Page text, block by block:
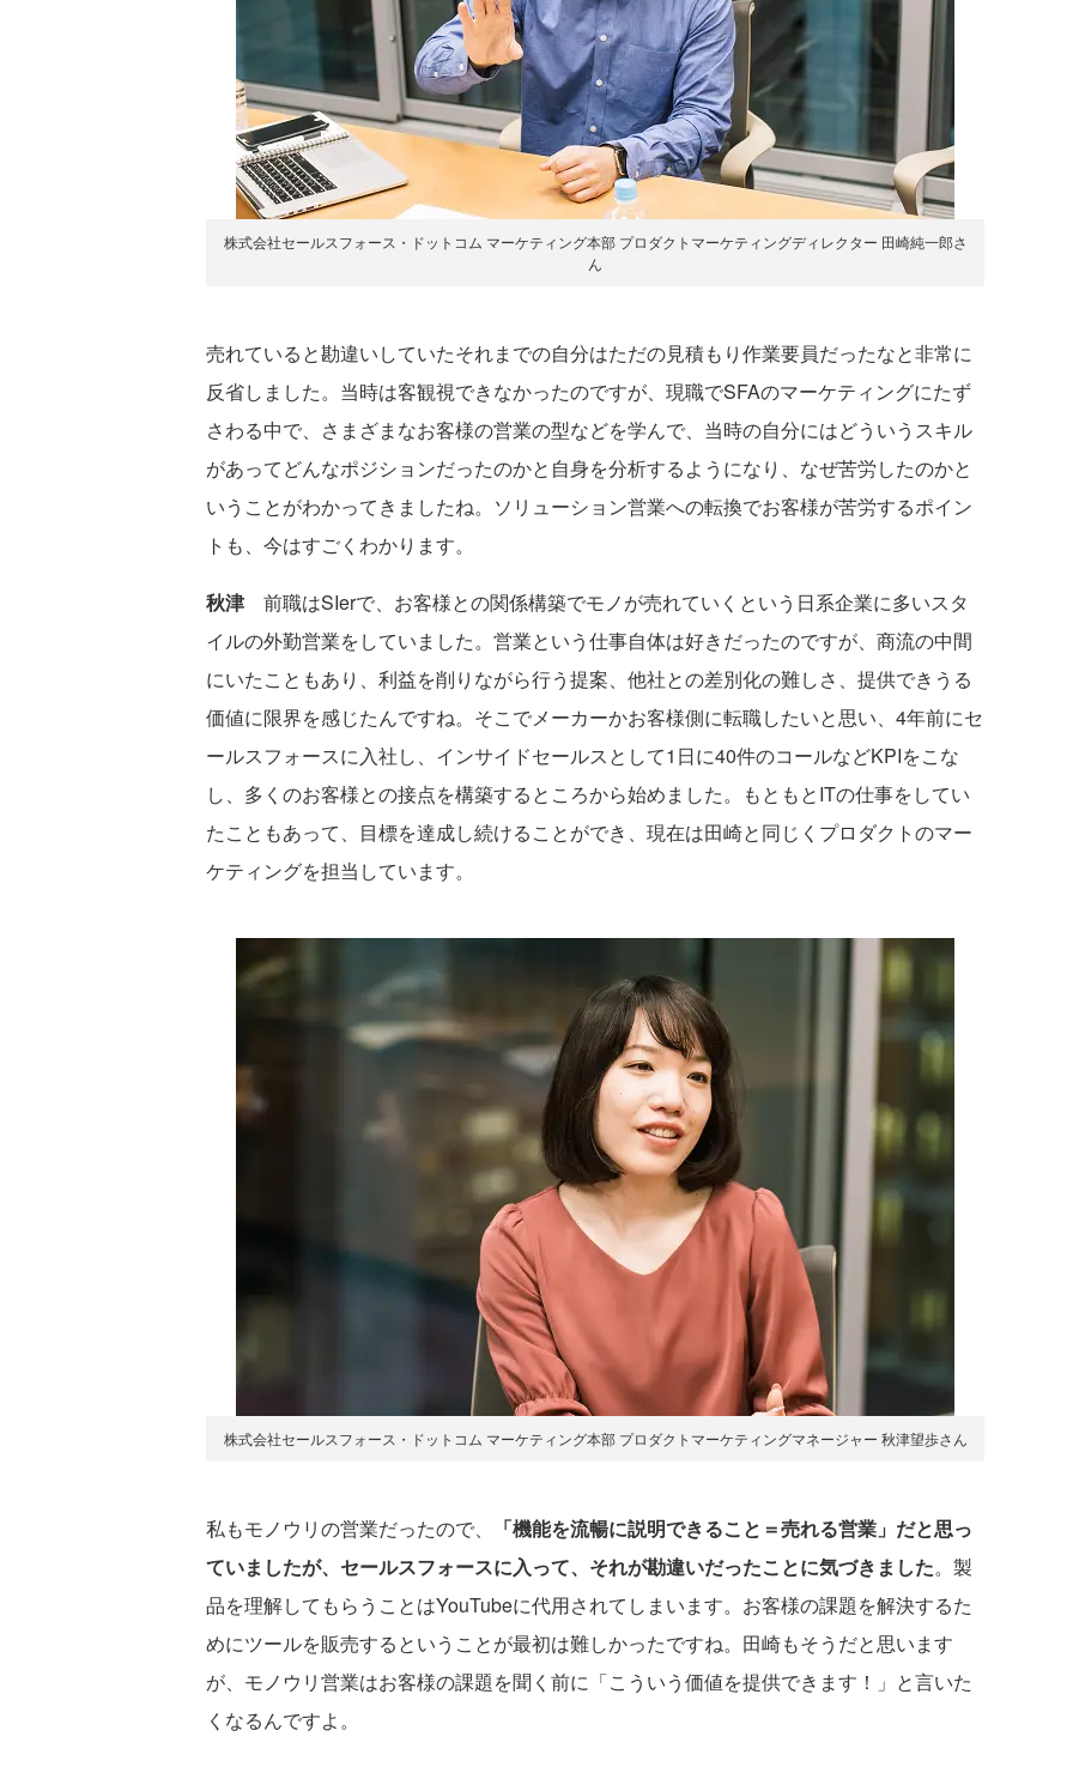
株式会社セールスフォース・ドットコム マーケティング本部 プロダクトマーケティングディレクター 田崎純一郎さ
ん
売れていると勘違いしていたそれまでの自分はただの見積もり作業要員だったなと非常に
反省しました。当時は客観視できなかったのですが、現職でSFAのマーケティングにたず
さわる中で、さまざまなお客様の営業の型などを学んで、当時の自分にはどういうスキル
があってどんなポジションだったのかと自身を分析するようになり、なぜ苦労したのかと
いうことがわかってきましたね。ソリューション営業への転換でお客様が苦労するポイン
トも、今はすごくわかります。
秋津 前職はSIerで、お客様との関係構築でモノが売れていくという日系企業に多いスタ
イルの外勤営業をしていました。営業という仕事自体は好きだったのですが、商流の中間
にいたこともあり、利益を削りながら行う提案、他社との差別化の難しさ、提供できうる
価値に限界を感じたんですね。そこでメーカーかお客様側に転職したいと思い、4年前にセ
ールスフォースに入社し、インサイドセールスとして1日に40件のコールなどKPIをこな
し、多くのお客様との接点を構築するところから始めました。もともとITの仕事をしてい
たこともあって、目標を達成し続けることができ、現在は田崎と同じくプロダクトのマー
ケティングを担当しています。
株式会社セールスフォース・ドットコム マーケティング本部 プロダクトマーケティングマネージャー 秋津望歩さん
私もモノウリの営業だったので、
「機能を流暢に説明できること＝売れる営業」だと思っ
ていましたが、セールスフォースに入って、それが勘違いだったことに気づきました。製
品を理解してもらうことはYouTubeに代用されてしまいます。お客様の課題を解決するた
めにツールを販売するということが最初は難しかったですね。田崎もそうだと思います
が、モノウリ営業はお客様の課題を聞く前に「こういう価値を提供できます！」と言いた
くなるんですよ。